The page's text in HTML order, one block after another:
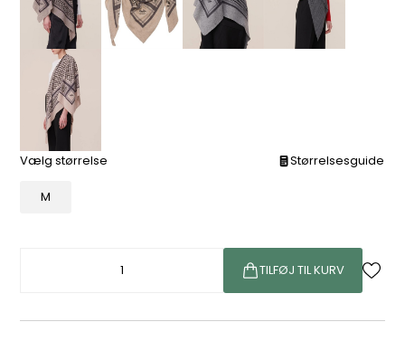
Vælg størrelse Størrelsesguide
M
TILFØJ TIL KURV